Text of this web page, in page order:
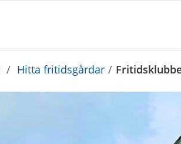
/ Hitta fritidsgårdar /